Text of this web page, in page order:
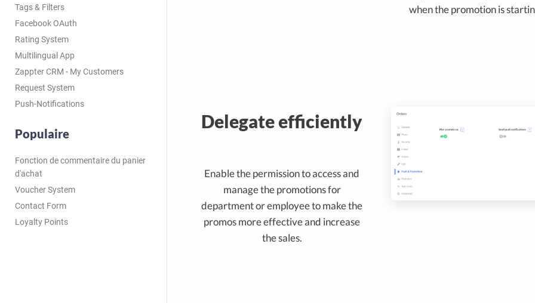
Tags & Filters
Facebook OAuth
Rating System
Multilingual App
Zappter CRM - My Customers
Request System
Push-Notifications
Populaire
Fonction de commentaire du panier
d'achat
Voucher System
Contact Form
Loyalty Points
when the promotion is
Delegate efficiently
Enable the permission to access and
manage the promotions for
department or employee to make the
promos more effective and increase
the sales.